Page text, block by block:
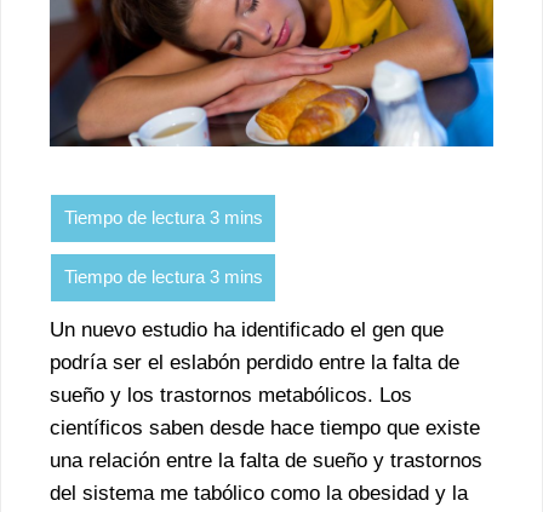
Un nuevo estudio ha identificado el gen que
podría ser el eslabón perdido entre la falta de
sueño y los trastornos metabólicos. Los
científicos saben desde hace tiempo que existe
una relación entre la falta de sueño y trastornos
del sistema me tabólico como la obesidad y la